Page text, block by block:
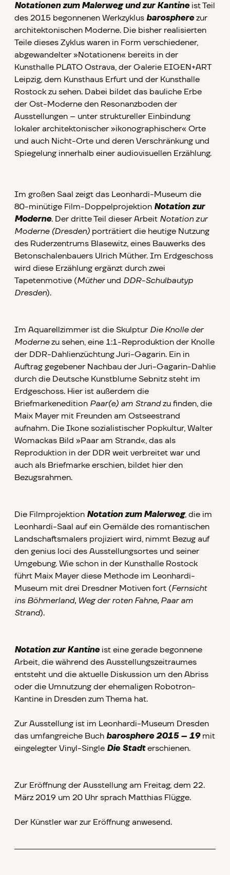
Notationen zum Malerweg und zur Kantineist Teil
des 2015 begonnenen Werkzyklus barospherezur
architektonischen Moderne. Die bisher realisierten
Teile dieses Zyklus waren in Form verschiedener,
abgewandelter »Notationen« bereits in der
Kunsthalle PLATO Ostrava, der Galerie EIGEN+ART
Leipzig, dem Kunsthaus Erfurt und der Kunsthalle
Rostock zu sehen. Dabei bildet das bauliche Erbe
der Ost-Moderne den Resonanzboden der
Ausstellungen – unter struktureller Einbindung
lokaler architektonischer »ikonographischer« Orte
und auch Nicht-Orte und deren Verschränkung und
Spiegelung innerhalb einer audiovisuellen Erzählung.
Im großen Saal zeigt das Leonhardi-Museum die
80-minütige Film-Doppelprojektion Notation zur
Moderne. Der dritte Teil dieser Arbeit Notation zur
Moderne (Dresden) porträtiert die heutige Nutzung
des Ruderzentrums Blasewitz, eines Bauwerks des
Betonschalenbauers Ulrich Müther. Im Erdgeschoss
wird diese Erzählung ergänzt durch zwei
Tapetenmotive (Mütherund DDR-Schulbautyp
Dresden).
Im Aquarellzimmer ist die Skulptur Die Knolle der
Modernezu sehen, eine 1:1-Reproduktion der Knolle
der DDR-Dahlienzüchtung Juri-Gagarin. Ein in
Auftrag gegebener Nachbau der Juri-Gagarin-Dahlie
durch die Deutsche Kunstblume Sebnitz steht im
Erdgeschoss. Hier ist außerdem die
Briefmarkenedition Paar(e) am Strandzu finden, die
Maix Mayer mit Freunden am Ostseestrand
aufnahm. Die Ikone sozialistischer Popkultur, Walter
Womackas Bild »Paar am Strand«, das als
Reproduktion in der DDR weit verbreitet war und
auch als Briefmarke erschien, bildet hier den
Bezugsrahmen.
Die Filmprojektion Notation zum Malerweg, die im
Leonhardi-Saal auf ein Gemälde des romantischen
Landschaftsmalers projiziert wird, nimmt Bezug auf
den genius loci des Ausstellungsortes und seiner
Umgebung. Wie schon in der Kunsthalle Rostock
führt Maix Mayer diese Methode im Leonhardi-
Museum mit drei Dresdner Motiven fort (Fernsicht
ins Böhmerland, Weg der roten Fahne, Paar am
Strand).
Notation zur Kantineist eine gerade begonnene
Arbeit, die während des Ausstellungszeitraumes
entsteht und die aktuelle Diskussion um den Abriss
oder die Umnutzung der ehemaligen Robotron-
Kantine in Dresden zum Thema hat.
Zur Ausstellung ist im Leonhardi-Museum Dresden
das umfangreiche Buch barosphere 2015 – 19 mit
eingelegter Vinyl-Single Die Stadterschienen.
Zur Eröffnung der Ausstellung am Freitag, dem 22.
März 2019 um 20 Uhr sprach Matthias Flügge.
Der Künstler war zur Eröffnung anwesend.